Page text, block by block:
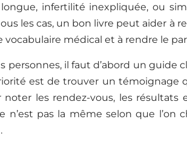
infertilité inexpliquée, ou
les cas, un bon livre peut aider à
vocabulaire médical et à rendre le
personnes, il faut d’abord un guide
est de trouver un témoignage
les rendez-vous, les résultats
n’est pas la même selon que l’on